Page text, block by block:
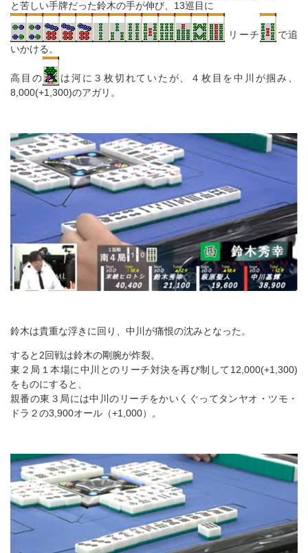
と苦しい手牌だった鈴木の手が伸び、13巡目に
リーチ
で追
いかける。
高目の
は河に３枚切れていたが、４枚目を中川が掴み、
8,000(+1,300)のアガリ。
鈴木は貴重な浮きに回り、中川が痛恨の沈みとなった。
すると2回戦は鈴木の剛腕が炸裂。
東２局１本場に中川とのリーチ対決を再び制して12,000(+1,300)
をものにすると、
親番の東３局には中川のリーチをかいくぐってタンヤオ・ツモ・
ドラ２の3,900オール（+1,000）。